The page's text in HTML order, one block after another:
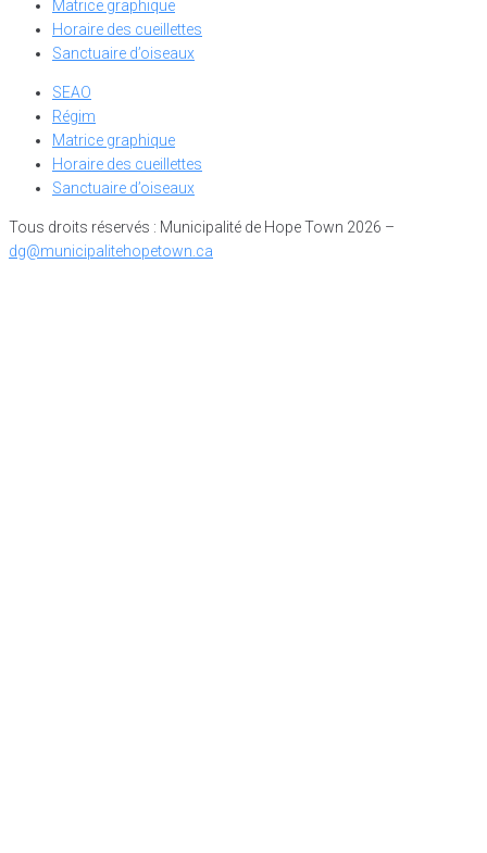
Matrice graphique
Horaire des cueillettes
Sanctuaire d’oiseaux
SEAO
Régim
Matrice graphique
Horaire des cueillettes
Sanctuaire d’oiseaux
Tous droits réservés : Municipalité de Hope Town 2026 –
dg@municipalitehopetown.ca